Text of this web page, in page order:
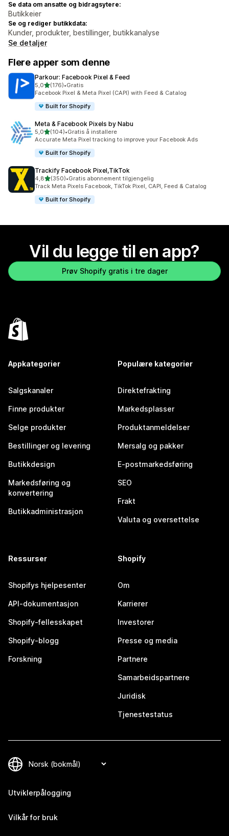
Se data om ansatte og bidragsytere:
Butikkeier
Se og rediger butikkdata:
Kunder, produkter, bestillinger, butikkanalyse
Se detaljer
Flere apper som denne
Parkour: Facebook Pixel & Feed
5,0av 5 stjerner
(176)
Totalt 176 omtaler
•Gratis
Facebook Pixel & Meta Pixel (CAPI) with Feed & Catalog
Built for Shopify
Meta & Facebook Pixels by Nabu
5,0av 5 stjerner
(104)
Totalt 104 omtaler
•Gratis å installere
Accurate Meta Pixel tracking to improve your Facebook Ads
Built for Shopify
Trackify Facebook Pixel,TikTok
4,8av 5 stjerner
(350)
Totalt 350 omtaler
•Gratis abonnement tilgjengelig
Track Meta Pixels Facebook, TikTok Pixel, CAPI, Feed & Catalog
Built for Shopify
Vil du legge til en app?
Prøv Shopify gratis i tre dager
Appkategorier
Salgskanaler
Finne produkter
Selge produkter
Bestillinger og levering
Butikkdesign
Markedsføring og
konvertering
Butikkadministrasjon
Populære kategorier
Direktefrakting
Markedsplasser
Produktanmeldelser
Mersalg og pakker
E-postmarkedsføring
SEO
Frakt
Valuta og oversettelse
Ressurser
Shopifys hjelpesenter
API-dokumentasjon
Shopify-fellesskapet
Shopify-blogg
Forskning
Shopify
Om
Karrierer
Investorer
Presse og media
Partnere
Samarbeidspartnere
Juridisk
Tjenestestatus
Utviklerpålogging
Vilkår for bruk